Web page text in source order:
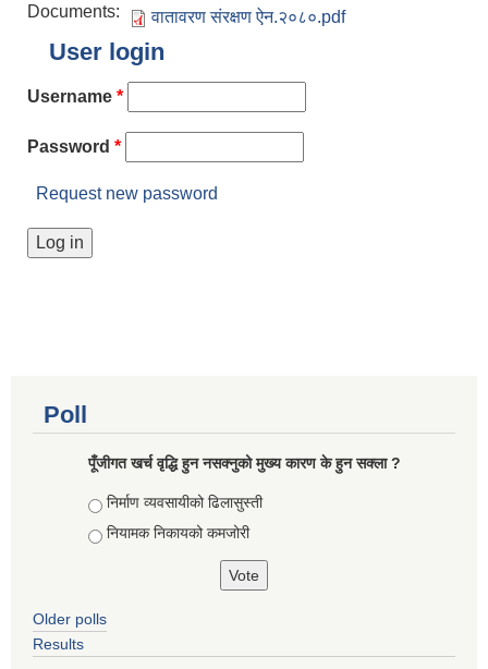
Documents: वातावरण संरक्षण ऐन.२०८०.pdf
User login
Username *
Password *
Request new password
Poll
पूँजीगत खर्च वृद्धि हुन नसक्नुको मुख्य कारण के हुन सक्ला ?
Choices
निर्माण व्यवसायीको ढिलासुस्ती
नियामक निकायको कमजोरी
Older polls
Results